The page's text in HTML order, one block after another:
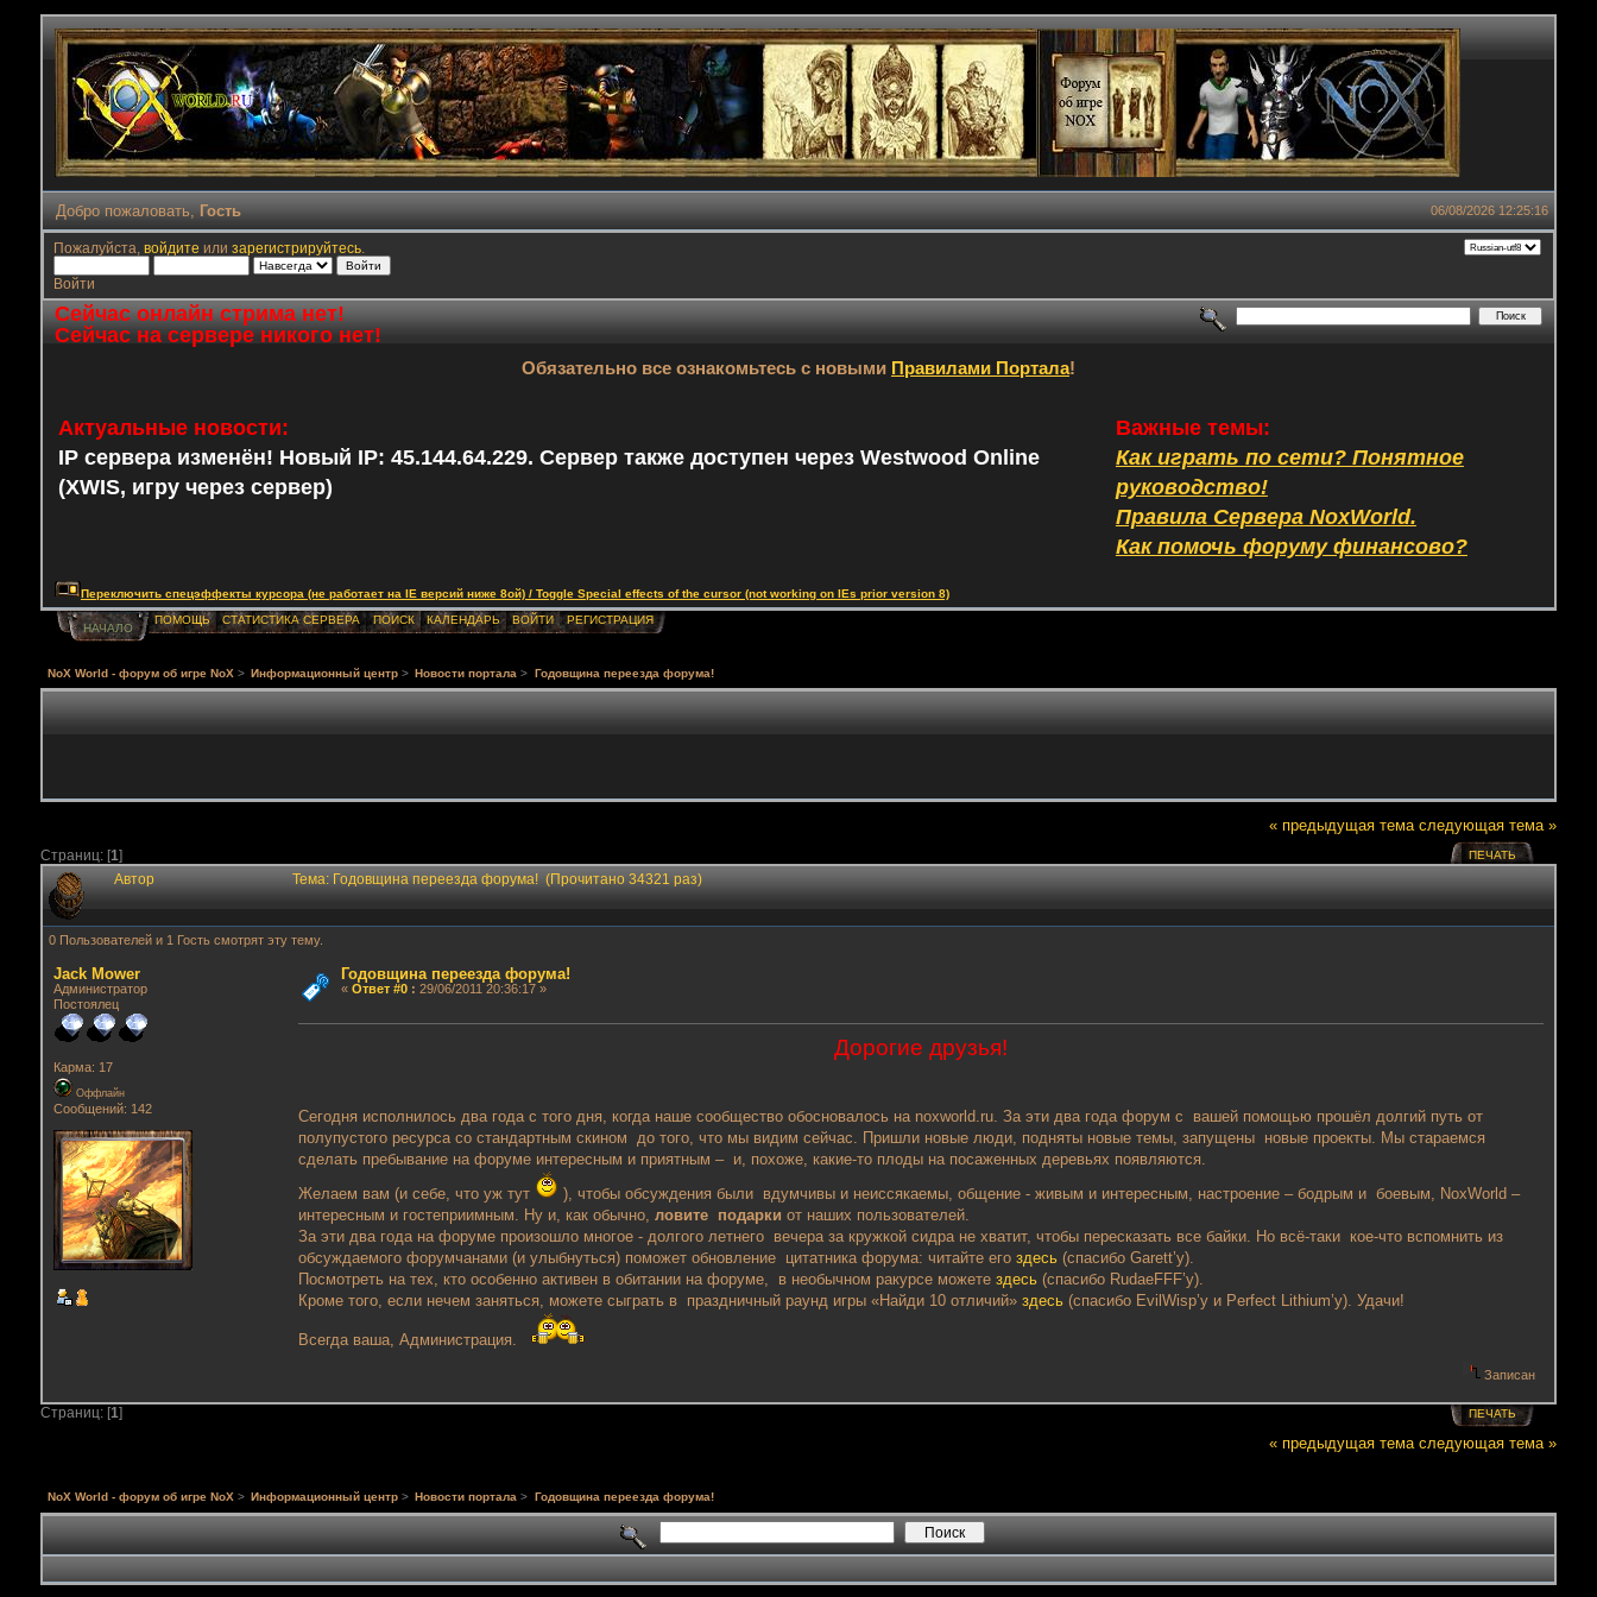
06/08/2026 12:25:16
Добро пожаловать, Гость
Пожалуйста, войдите или зарегистрируйтесь.
Войти
Сейчас онлайн стрима нет!
Сейчас на сервере никого нет!
Обязательно все ознакомьтесь с новыми Правилами Портала!
Актуальные новости:
IP сервера изменён! Новый IP: 45.144.64.229. Сервер также доступен через Westwood Online
(XWIS, игру через сервер)
Важные темы:
Как играть по сети? Понятное
руководство!
Правила Сервера NoxWorld.
Как помочь форуму финансово?
Переключить спецэффекты курсора (не работает на IE версий ниже 8ой) / Toggle Special effects of the cursor (not working on IEs prior version 8)
НАЧАЛО
ПОМОЩЬ СТАТИСТИКА СЕРВЕРА ПОИСК КАЛЕНДАРЬ ВОЙТИ РЕГИСТРАЦИЯ
NoX World - форум об игре NoX > Информационный центр > Новости портала > Годовщина переезда форума!
« предыдущая тема следующая тема »
Страниц: [1] ПЕЧАТЬ
Автор Тема: Годовщина переезда форума! (Прочитано 34321 раз)
0 Пользователей и 1 Гость смотрят эту тему.
Jack Mower
Администратор
Постоялец
Карма: 17
Оффлайн
Сообщений: 142
Годовщина переезда форума!
« Ответ #0: 29/06/2011 20:36:17 »
Дорогие друзья!
Сегодня исполнилось два года с того дня, когда наше сообщество обосновалось на noxworld.ru. За эти два года форум с вашей помощью прошёл долгий путь от
полупустого ресурса со стандартным скином до того, что мы видим сейчас. Пришли новые люди, подняты новые темы, запущены новые проекты. Мы стараемся
сделать пребывание на форуме интересным и приятным – и, похоже, какие-то плоды на посаженных деревьях появляются.
Желаем вам (и себе, что уж тут
), чтобы обсуждения были вдумчивы и неиссякаемы, общение - живым и интересным, настроение – бодрым и боевым, NoxWorld –
интересным и гостеприимным. Ну и, как обычно,ловите подарки от наших пользователей.
За эти два года на форуме произошло многое - долгого летнего вечера за кружкой сидра не хватит, чтобы пересказать все байки. Но всё-таки кое-что вспомнить из
обсуждаемого форумчанами (и улыбнуться) поможет обновление цитатника форума: читайте егоздесь (спасибо Garett’у).
Посмотреть на тех, кто особенно активен в обитании на форуме, в необычном ракурсе можетездесь (спасибо RudaeFFF’у).
Кроме того, если нечем заняться, можете сыграть в праздничный раунд игры «Найди 10 отличий»здесь (спасибо EvilWisp’у и Perfect Lithium’у). Удачи!
Всегда ваша, Администрация.
Записан
ПЕЧАТЬ
Страниц: [1]
« предыдущая тема следующая тема »
NoX World - форум об игре NoX > Информационный центр > Новости портала > Годовщина переезда форума!